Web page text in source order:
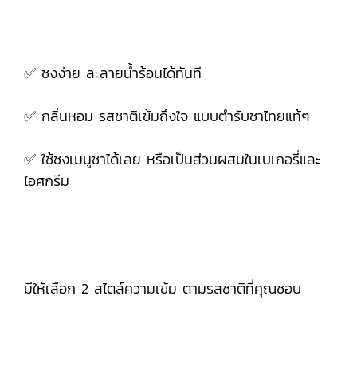
✅ ชงง่าย ละลายน้ำร้อนได้ทันที
✅ กลิ่นหอม รสชาติเข้มถึงใจ แบบตำรับชาไทยแท้ๆ
✅ ใช้ชงเมนูชาได้เลย หรือเป็นส่วนผสมในเบเกอรี่และ
ไอศกรีม
มีให้เลือก 2 สไตล์ความเข้ม ตามรสชาติที่คุณชอบ